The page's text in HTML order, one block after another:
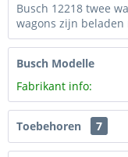
Busch 12218 twee
wagons zijn
Busch Modelle
Fabrikant info:
Toebehoren 7